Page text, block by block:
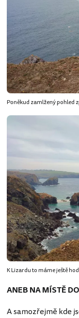
Poněkud zamlžený pohled
K Lizardu to máme ještě
ANEB NA MÍSTĚ
A samozřejmě kde